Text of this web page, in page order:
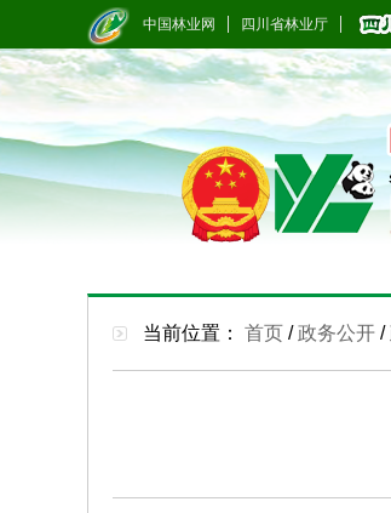
中国林业网 四川省林业厅
当前位置： 首页 /政务公开 /